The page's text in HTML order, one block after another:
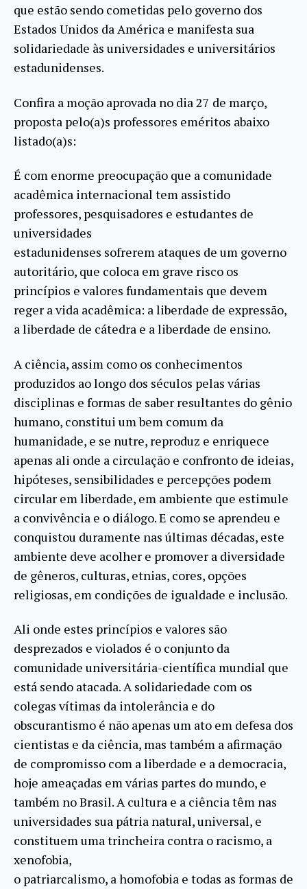
que estão sendo cometidas pelo governo dos
Estados Unidos da América e manifesta sua
solidariedade às universidades e universitários
estadunidenses.
Confira a moção aprovada no dia 27 de março,
proposta pelo(a)s professores eméritos abaixo
listado(a)s:
É com enorme preocupação que a comunidade
acadêmica internacional tem assistido
professores, pesquisadores e estudantes de
universidades
estadunidenses sofrerem ataques de um governo
autoritário, que coloca em grave risco os
princípios e valores fundamentais que devem
reger a vida acadêmica: a liberdade de expressão,
a liberdade de cátedra e a liberdade de ensino.
A ciência, assim como os conhecimentos
produzidos ao longo dos séculos pelas várias
disciplinas e formas de saber resultantes do gênio
humano, constitui um bem comum da
humanidade, e se nutre, reproduz e enriquece
apenas ali onde a circulação e confronto de ideias,
hipóteses, sensibilidades e percepções podem
circular em liberdade, em ambiente que estimule
a convivência e o diálogo. E como se aprendeu e
conquistou duramente nas últimas décadas, este
ambiente deve acolher e promover a diversidade
de gêneros, culturas, etnias, cores, opções
religiosas, em condições de igualdade e inclusão.
Ali onde estes princípios e valores são
desprezados e violados é o conjunto da
comunidade universitária-científica mundial que
está sendo atacada. A solidariedade com os
colegas vítimas da intolerância e do
obscurantismo é não apenas um ato em defesa dos
cientistas e da ciência, mas também a afirmação
de compromisso com a liberdade e a democracia,
hoje ameaçadas em várias partes do mundo, e
também no Brasil. A cultura e a ciência têm nas
universidades sua pátria natural, universal, e
constituem uma trincheira contra o racismo, a
xenofobia,
o patriarcalismo, a homofobia e todas as formas de